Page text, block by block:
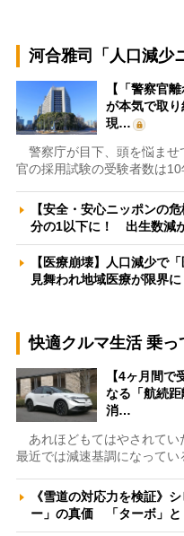
河合雅司「人口減少
【「警察官
が本気で取
現…
警察庁が目下、頭を悩ませ
官の採用試験の受験者数は
【安全・安心ニッポンの
分の1以下に！ 出生数減
【医療崩壊】人口減少で
見舞われ地域医療が限界
快適クルマ生活 乗
【4ヶ月間
なる「航続
消…
あれほどもてはやされてい
最近では減速基調になってい
《雪道の対応力を検証》
ー」の真価 「ターボ」